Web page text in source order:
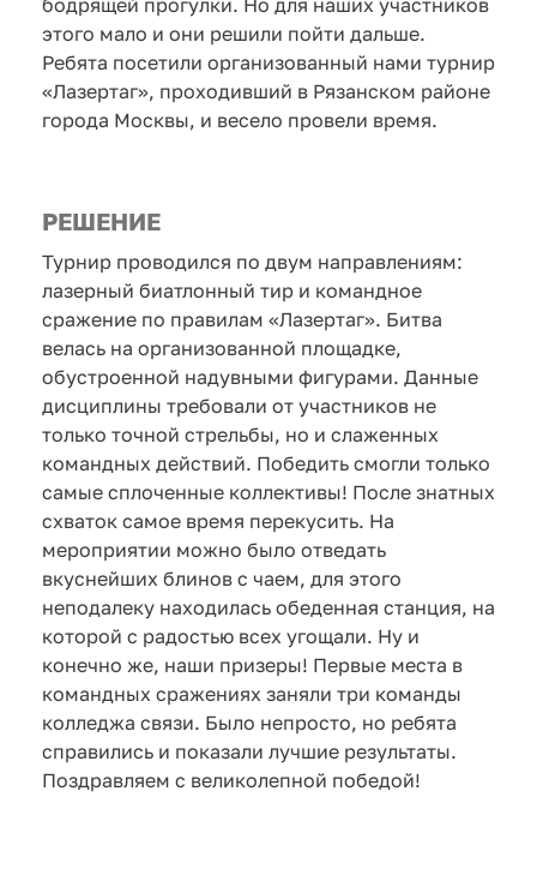
этого мало и они решили пойти дальше.
Ребята посетили организованный нами турнир
«Лазертаг», проходивший в Рязанском районе
города Москвы, и весело провели время.
РЕШЕНИЕ
Турнир проводился по двум направлениям:
лазерный биатлонный тир и командное
сражение по правилам «Лазертаг». Битва
велась на организованной площадке,
обустроенной надувными фигурами. Данные
дисциплины требовали от участников не
только точной стрельбы, но и слаженных
командных действий. Победить смогли только
самые сплоченные коллективы! После знатных
схваток самое время перекусить. На
мероприятии можно было отведать
вкуснейших блинов с чаем, для этого
неподалеку находилась обеденная станция, на
которой с радостью всех угощали. Ну и
конечно же, наши призеры! Первые места в
командных сражениях заняли три команды
колледжа связи. Было непросто, но ребята
справились и показали лучшие результаты.
Поздравляем с великолепной победой!